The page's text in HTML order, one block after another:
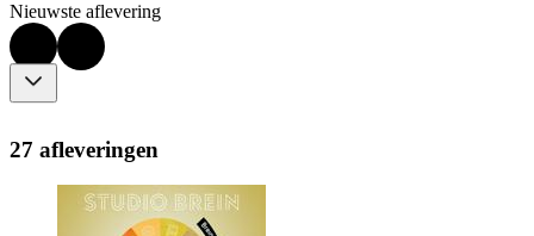
Nieuwste aflevering
27 afleveringen